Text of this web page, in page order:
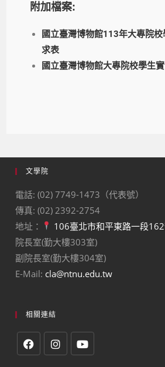
附加檔案:
國立臺灣博物館113年大專院
求表
國立臺灣博物館大專院校學生
文學院
電話: (02) 7749-1473（代表號）
傳真: (02) 2392-2754
地址：
106臺北市和平東路一段
院長室(勤大樓303室)
副院長室(勤大樓304室)
E-Mail: cla@ntnu.edu.tw
相關連結